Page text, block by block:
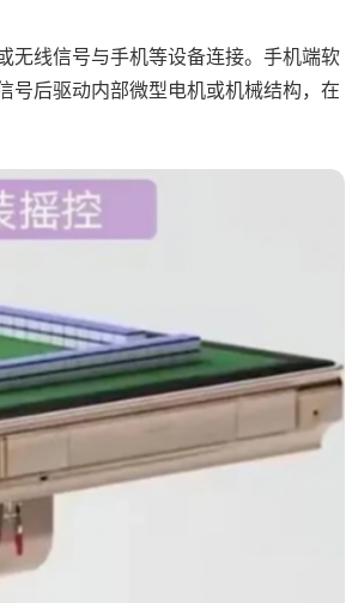
无线信号与手机等设备连接。手机端软
号后驱动内部微型电机或机械结构，在